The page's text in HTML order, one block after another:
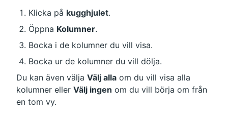
Klicka på kugghjulet.
Öppna Kolumner.
Bocka i de kolumner du vill visa.
Bocka ur de kolumner du vill dölja.
Du kan även välja Välj alla om du vill visa alla
kolumner eller Välj ingen om du vill börja om från
en tom vy.